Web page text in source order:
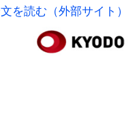
を読む（外部サイト）